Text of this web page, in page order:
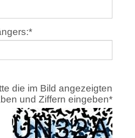
*
die im Bild angezeigten
und Ziffern eingeben*